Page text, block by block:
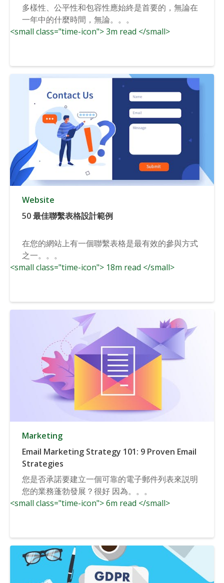
多樣性、公平性和包容性應始終是首要的，無論在
一年中的什麼時間，無論。。。
<small class="time-icon"> 3m read </small>
Website
50 最佳聯繫表格設計範例
在您的網站上有一個聯繫表格是最有效的參與方式
之一。。。
<small class="time-icon"> 18m read </small>
Marketing
Email Marketing Strategy 101: 9 Proven Email
Strategies
您是否承諾要建立一個可靠的電子郵件列表來説明
您的業務蓬勃發展？很好 因為。。。
<small class="time-icon"> 6m read </small>